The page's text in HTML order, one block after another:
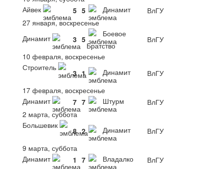
Айвек
5 5 Динамит
ВлГУ
27 января, воскресенье
Динамит
3 5
Боевое
Братство
ВлГУ
10 февраля, воскресенье
Строитель
3 1 Динамит
ВлГУ
17 февраля, воскресенье
Динамит
7 7 Штурм
ВлГУ
2 марта, суббота
Большевик
8 2 Динамит
ВлГУ
9 марта, суббота
Динамит
1 7 Владалко
ВлГУ